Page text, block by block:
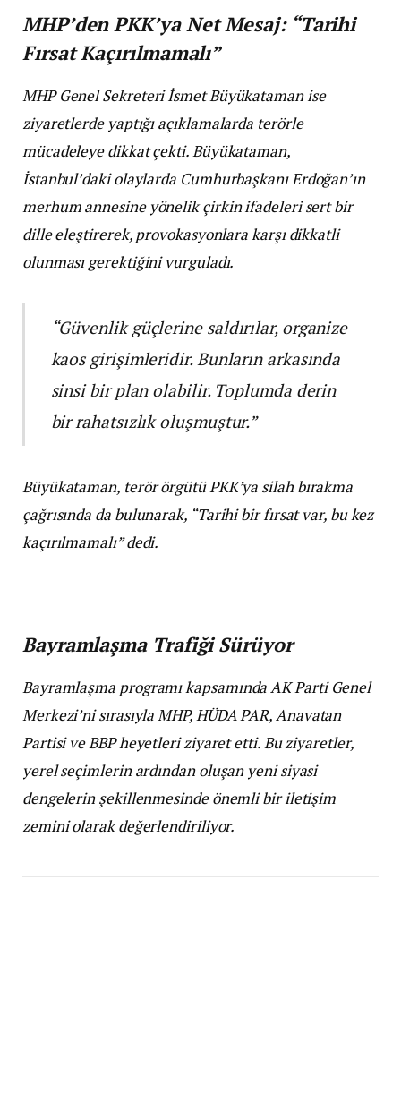
MHP’den PKK’ya Net Mesaj: “Tarihi
Fırsat Kaçırılmamalı”
MHP Genel Sekreteri İsmet Büyükataman ise
ziyaretlerde yaptığı açıklamalarda terörle
mücadeleye dikkat çekti. Büyükataman,
İstanbul’daki olaylarda Cumhurbaşkanı Erdoğan’ın
merhum annesine yönelik çirkin ifadeleri sert bir
dille eleştirerek, provokasyonlara karşı dikkatli
olunması gerektiğini vurguladı.
“Güvenlik güçlerine saldırılar, organize
kaos girişimleridir. Bunların arkasında
sinsi bir plan olabilir. Toplumda derin
bir rahatsızlık oluşmuştur.”
Büyükataman, terör örgütü PKK’ya silah bırakma
çağrısında da bulunarak, “Tarihi bir fırsat var, bu kez
kaçırılmamalı” dedi.
Bayramlaşma Trafiği Sürüyor
Bayramlaşma programı kapsamında AK Parti Genel
Merkezi’ni sırasıyla MHP, HÜDA PAR, Anavatan
Partisi ve BBP heyetleri ziyaret etti. Bu ziyaretler,
yerel seçimlerin ardından oluşan yeni siyasi
dengelerin şekillenmesinde önemli bir iletişim
zemini olarak değerlendiriliyor.